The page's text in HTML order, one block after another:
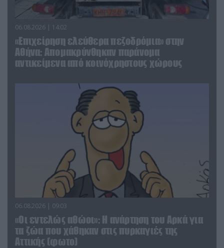
06.08.2026 | 14:02
«Επιχείρηση ελεύθερα πεζοδρόμια» στην
Αθήνα: Απομακρύνθηκαν παράνομα
αντικείμενα από κοινόχρηστους χώρους
06.08.2026 | 09:03
«Οι εντελώς αθώοι»: Η ανάρτηση του Αρκά για
τα ζώα που χάθηκαν στις πυρκαγιές της
Αττικής (φωτο)